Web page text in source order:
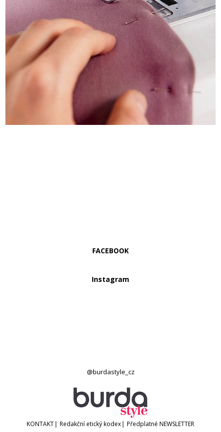
FACEBOOK
Instagram
@burdastyle_cz
KONTAKT| Redakční etický kodex| Předplatné NEWSLETTER